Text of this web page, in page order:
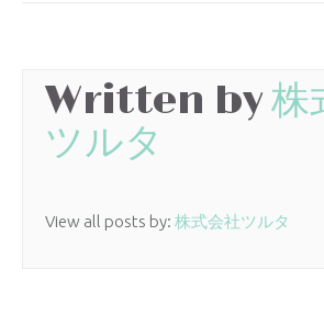
Written by株
ツルタ
View all posts by: 株式会社ツルタ